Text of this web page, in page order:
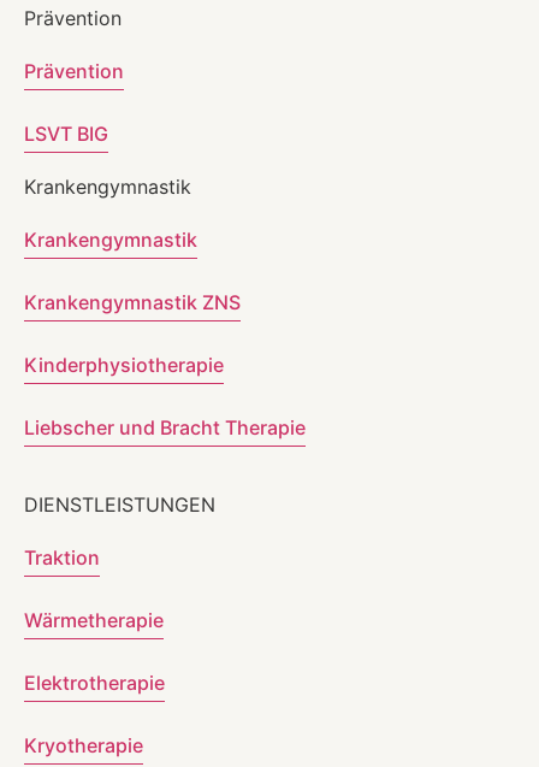
Prävention
Prävention
LSVT BIG
Krankengymnastik
Krankengymnastik
Krankengymnastik ZNS
Kinderphysiotherapie
Liebscher und Bracht Therapie
DIENSTLEISTUNGEN
Traktion
Wärmetherapie
Elektrotherapie
Kryotherapie